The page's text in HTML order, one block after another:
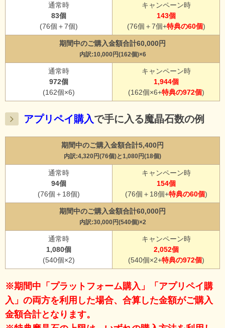
通常時
83個
(76個＋7個)
キャンペーン時
143個
(76個＋7個+特典の60個)
期間中のご購入金額合計60,000円
内訳:10,000円(162個)×6
通常時
972個
(162個×6)
キャンペーン時
1,944個
(162個×6+特典の972個)
アプリペイ購入で手に入る魔晶石数の例
期間中のご購入金額合計5,400円
内訳:4,320円(76個)と1,080円(18個)
通常時
94個
(76個＋18個)
キャンペーン時
154個
(76個＋18個+特典の60個)
期間中のご購入金額合計60,000円
内訳:30,000円(540個)×2
通常時
1,080個
(540個×2)
キャンペーン時
2,052個
(540個×2+特典の972個)
※期間中「プラットフォーム購入」「アプリペイ購
入」の両方を利用した場合、合算した金額がご購入
金額合計となります。